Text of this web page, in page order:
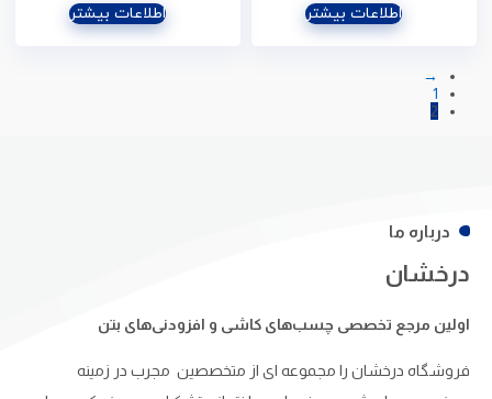
اطلاعات بیشتر اطلاعات بیشتر
→
1
2
درباره ما
درخشان
اولین مرجع تخصصی چسب‌های کاشی و افزودنی‌های بتن
فروشگاه درخشان را مجموعه ای از متخصصین مجرب در زمینه